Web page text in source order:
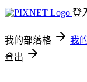
登
我的部落格 我
登出